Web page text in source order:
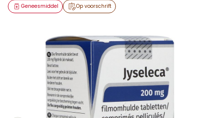
Op voorschrift
Geneesmiddel